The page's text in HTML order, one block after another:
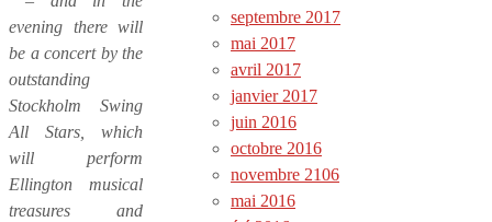
evening there will
be a concert by the
outstanding
Stockholm Swing
All Stars, which
will perform
Ellington musical
treasures and
septembre 2017
mai 2017
avril 2017
janvier 2017
juin 2016
octobre 2016
novembre 2106
mai 2016